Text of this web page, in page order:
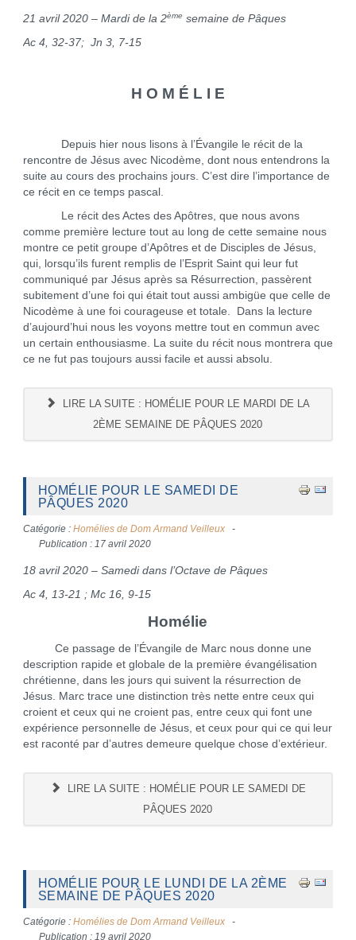
21 avril 2020 – Mardi de la 2ème semaine de Pâques
Ac 4, 32-37; Jn 3, 7-15
H O M É L I E
Depuis hier nous lisons à l’Évangile le récit de la
rencontre de Jésus avec Nicodème, dont nous entendrons la
suite au cours des prochains jours. C’est dire l’importance de
ce récit en ce temps pascal.
Le récit des Actes des Apôtres, que nous avons
comme première lecture tout au long de cette semaine nous
montre ce petit groupe d’Apôtres et de Disciples de Jésus,
qui, lorsqu’ils furent remplis de l’Esprit Saint qui leur fut
communiqué par Jésus après sa Résurrection, passèrent
subitement d’une foi qui était tout aussi ambigüe que celle de
Nicodème à une foi courageuse et totale. Dans la lecture
d’aujourd’hui nous les voyons mettre tout en commun avec
un certain enthousiasme. La suite du récit nous montrera que
ce ne fut pas toujours aussi facile et aussi absolu.
LIRE LA SUITE : HOMÉLIE POUR LE MARDI DE LA
2ÈME SEMAINE DE PÂQUES 2020
HOMÉLIE POUR LE SAMEDI DE
PÂQUES 2020
Catégorie : Homélies de Dom Armand Veilleux
Publication : 17 avril 2020
18 avril 2020 – Samedi dans l’Octave de Pâques
Ac 4, 13-21 ; Mc 16, 9-15
Homélie
Ce passage de l’Évangile de Marc nous donne une
description rapide et globale de la première évangélisation
chrétienne, dans les jours qui suivent la résurrection de
Jésus. Marc trace une distinction très nette entre ceux qui
croient et ceux qui ne croient pas, entre ceux qui font une
expérience personnelle de Jésus, et ceux pour qui ce qui leur
est raconté par d’autres demeure quelque chose d’extérieur.
LIRE LA SUITE : HOMÉLIE POUR LE SAMEDI DE
PÂQUES 2020
HOMÉLIE POUR LE LUNDI DE LA 2ÈME
SEMAINE DE PÂQUES 2020
Catégorie : Homélies de Dom Armand Veilleux
Publication : 19 avril 2020